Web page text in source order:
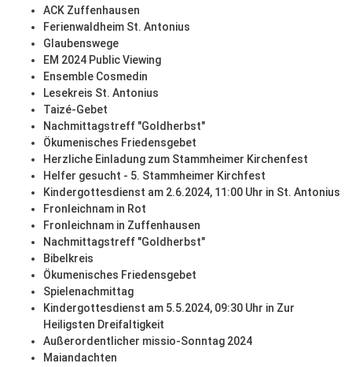
ACK Zuffenhausen
Ferienwaldheim St. Antonius
Glaubenswege
EM 2024 Public Viewing
Ensemble Cosmedin
Lesekreis St. Antonius
Taizé-Gebet
Nachmittagstreff "Goldherbst"
Ökumenisches Friedensgebet
Herzliche Einladung zum Stammheimer Kirchenfest
Helfer gesucht - 5. Stammheimer Kirchfest
Kindergottesdienst am 2.6.2024, 11:00 Uhr in St. Antonius
Fronleichnam in Rot
Fronleichnam in Zuffenhausen
Nachmittagstreff "Goldherbst"
Bibelkreis
Ökumenisches Friedensgebet
Spielenachmittag
Kindergottesdienst am 5.5.2024, 09:30 Uhr in Zur
Heiligsten Dreifaltigkeit
Außerordentlicher missio-Sonntag 2024
Maiandachten